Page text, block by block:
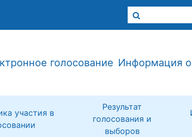
голосование Информация
участия в
Результат
голосования и
выборов